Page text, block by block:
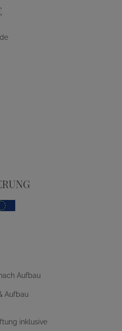
Aufbau
Aufbau
inklusive